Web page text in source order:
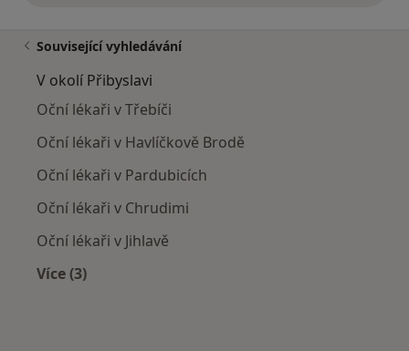
Související vyhledávání
V okolí Přibyslavi
Oční lékaři v Třebíči
Oční lékaři v Havlíčkově Brodě
Oční lékaři v Pardubicích
Oční lékaři v Chrudimi
Oční lékaři v Jihlavě
Více (3)